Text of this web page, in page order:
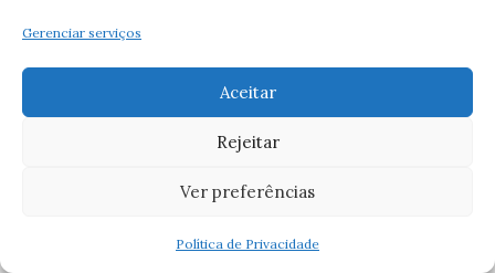
Gerenciar serviços
Aceitar
Rejeitar
Ver preferências
Política de Privacidade
Virgem Santíssima
Visitação de Nossa Senhora(1)